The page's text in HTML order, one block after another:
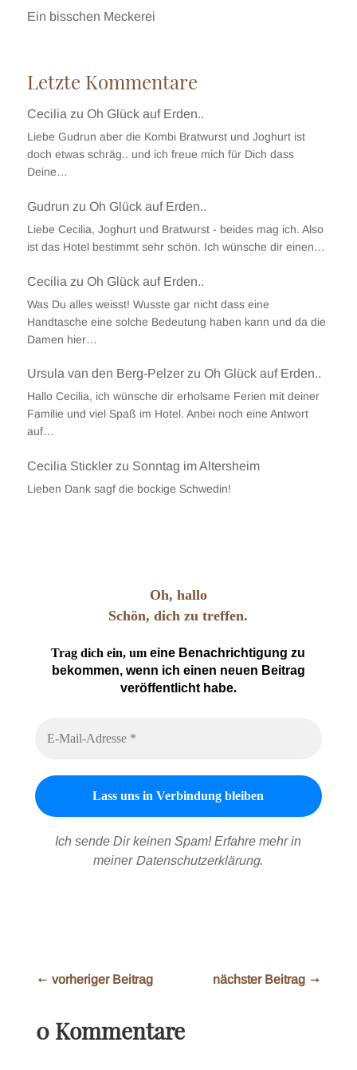
Ein bisschen Meckerei
Letzte Kommentare
Ceciliazu Oh Glück auf Erden..
Liebe Gudrun aber die Kombi Bratwurst und Joghurt ist
doch etwas schräg.. und ich freue mich für Dich dass
Deine…
Gudrun zu Oh Glück auf Erden..
Liebe Cecilia, Joghurt und Bratwurst - beides mag ich. Also
ist das Hotel bestimmt sehr schön. Ich wünsche dir einen…
Cecilia zu Oh Glück auf Erden..
Was Du alles weisst! Wusste gar nicht dass eine
Handtasche eine solche Bedeutung haben kann und da die
Damen hier…
Ursula van den Berg-Pelzerzu Oh Glück auf Erden..
Hallo Cecilia, ich wünsche dir erholsame Ferien mit deiner
Familie und viel Spaß im Hotel. Anbei noch eine Antwort
auf…
Cecilia Sticklerzu Sonntag im Altersheim
Lieben Dank sagf die bockige Schwedin!
Oh, hallo
Schön, dich zu treffen.
Trag dich ein, umeine Benachrichtigung zu
bekommen, wenn ich einen neuen Beitrag
veröffentlicht habe.
Ich sende Dir keinen Spam! Erfahre mehr in
meiner Datenschutzerklärung.
← vorheriger Beitrag nächster Beitrag →
0 Kommentare